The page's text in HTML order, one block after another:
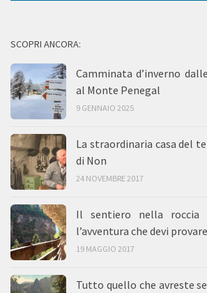
SCOPRI ANCORA:
Camminata d’inverno
al Monte Penegal
9 GENNAIO 2025
La straordinaria casa del
di Non
24 NOVEMBRE 2017
Il sentiero nella roccia
l’avventura che devi provare
19 MAGGIO 2017
Tutto quello che avreste